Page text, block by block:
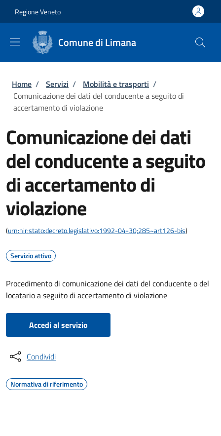
Regione Veneto
Comune di Limana
Briciole di pane
Home / Servizi / Mobilità e trasporti /
Comunicazione dei dati del conducente a seguito di
accertamento di violazione
Comunicazione dei dati
del conducente a seguito
di accertamento di
violazione
(urn:nir:stato:decreto.legislativo:1992-04-30;285~art126-bis)
Servizio attivo
Procedimento di comunicazione dei dati del conducente o del
locatario a seguito di accertamento di violazione
Accedi al servizio
Condividi
Normativa di riferimento